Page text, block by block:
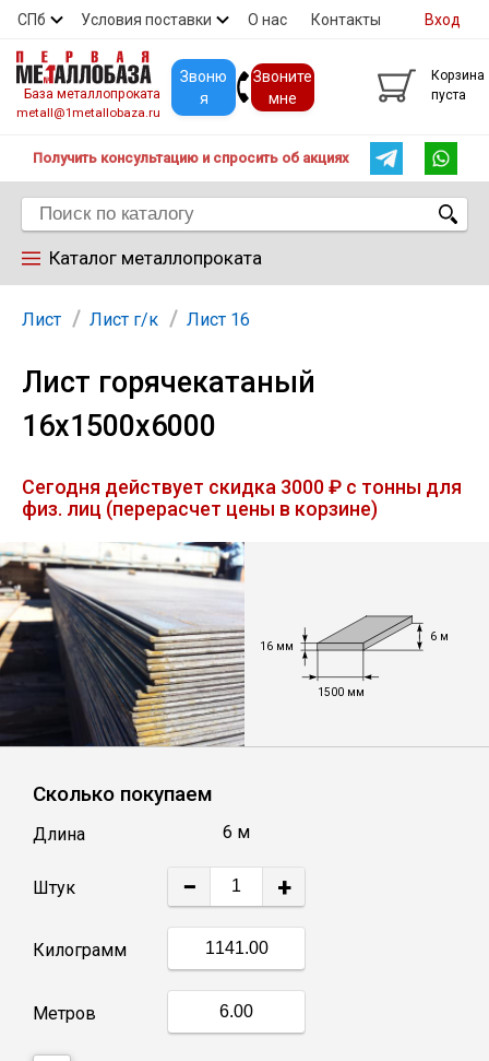
СПб Условия поставки О нас Контакты
Скидки Прайс Покупателям
Вход
База металлопроката
metall@1metallobaza.ru
Звоню
я
Звоните
мне
Корзина
пуста
Получить консультацию и спросить об акциях
Каталог металлопроката
Арматура
Труба профильная
Лист
Уголок
Балка
Швеллер
Катанка
Профлист
Лист Лист г/к Лист 16
Лист горячекатаный
16х1500х6000
Сегодня действует скидка 3000 ₽ с тонны для
физ. лиц (перерасчет цены в корзине)
16 мм
6 м
1500 мм
Сколько покупаем
Длина 6 м
Штук − +
Килограмм
Метров